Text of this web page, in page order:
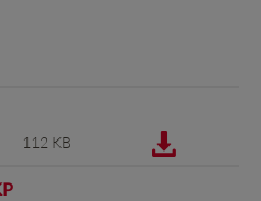
112 KB